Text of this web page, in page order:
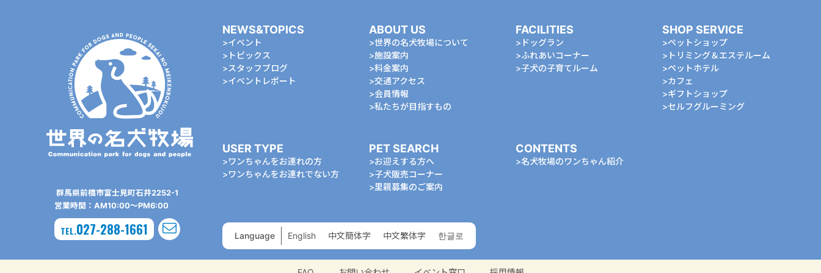
群⾺県前橋市富⼠⾒町⽯井2252-1
営業時間：AM10:00〜PM6:00
TEL.027-288-1661
NEWS&TOPICS
イベント
トピックス
スタッフブログ
イベントレポート
ABOUT US
世界の名犬牧場について
施設案内
料金案内
交通アクセス
会員情報
私たちが⽬指すもの
FACILITIES
ドッグラン
ふれあいコーナー
⼦⽝の⼦育てルーム
SHOP SERVICE
ペットショップ
トリミング＆エステルーム
ペットホテル
カフェ
ギフトショップ
セルフグルーミング
USER TYPE
ワンちゃんをお連れの⽅
ワンちゃんをお連れでない⽅
PET SEARCH
お迎えする⽅へ
⼦⽝販売コーナー
⾥親募集のご案内
CONTENTS
名⽝牧場のワンちゃん紹介
Language English 中⽂簡体字 中⽂繁体字 한글로